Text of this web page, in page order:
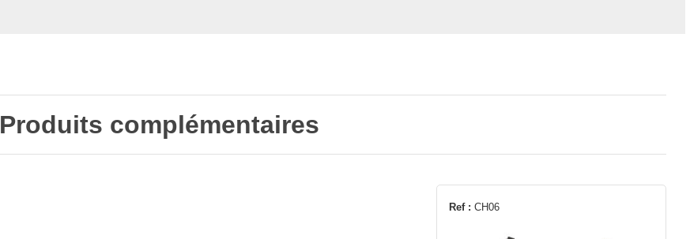
Produits complémentaires
Ref : CH06